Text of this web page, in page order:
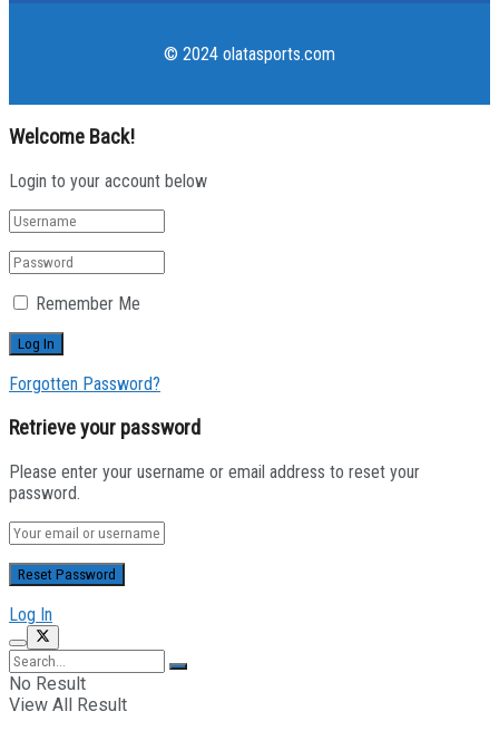
© 2024 olatasports.com
Welcome Back!
Login to your account below
Remember Me
Forgotten Password?
Retrieve your password
Please enter your username or email address to reset your
password.
Log In
No Result
View All Result